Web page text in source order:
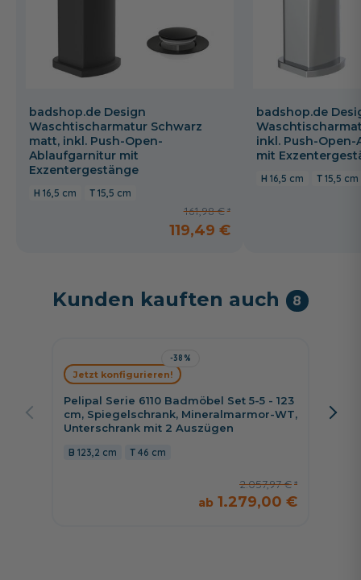
badshop.de Design
Waschtischarmatur Schwarz
matt, inkl. Push-Open-
Ablaufgarnitur mit
Exzentergestänge
16,5 cm 15,5 cm
161,98 €
119,49 €
badshop.de
inkl. Push-
mit
16,5 cm 15,5 cm
Kunden kauften auch 8
-38%
Pelipal Serie 6110 Badmöbel Set 5-5 - 123
cm, Spiegelschrank, Mineralmarmor-WT,
Unterschrank mit 2 Auszügen
123,2 cm 46 cm
2.057,97 €
1.279,00 €
Jetzt konfigurieren!
123